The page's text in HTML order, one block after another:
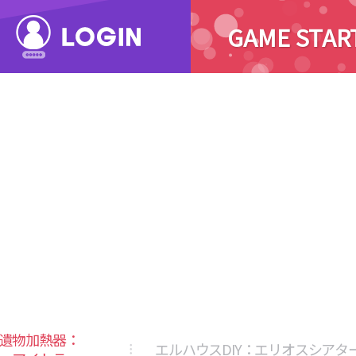
GAME
物加熱器：
エルハウスDIY：エリオスシアタ